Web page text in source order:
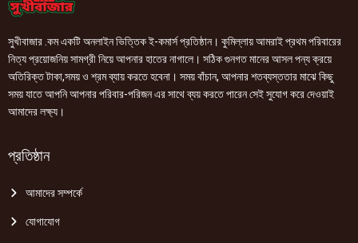
সুখীবাজার .কম একটি অনলাইন ভিত্তিক ই-কমার্স প্রতিষ্ঠান। কুমিল্লায় আমরাই প্রথম পরিবারের
নিত্য প্রয়োজনিয় সামগ্রী নিয়ে আপনার হাতের নাগালে। সঠিক গুনগত মানের আসল পন্য ক্রয়ে
অতিরিক্ত টাকা,সময় ও শ্রম ব্যায় করতে হবেনা। সময় বাঁচান, আপনার শতব্যস্ততার মাঝে কিছু
সময় যাতে আপনি আপনার পরিবার-পরিজন এর সাথে ব্যয় করতে পারেন সেই সুযোগ করে দেওয়াই
আমাদের লক্ষ্য।
প্রতিষ্ঠান
আমাদের সম্পর্কে
যোগাযোগ